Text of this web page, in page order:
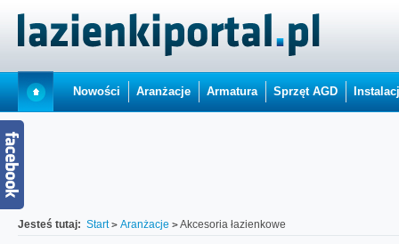
Nowości Aranżacje Armatura Sprzęt AGD
Jesteś tutaj: Start Aranżacje Akcesoria łazienkowe